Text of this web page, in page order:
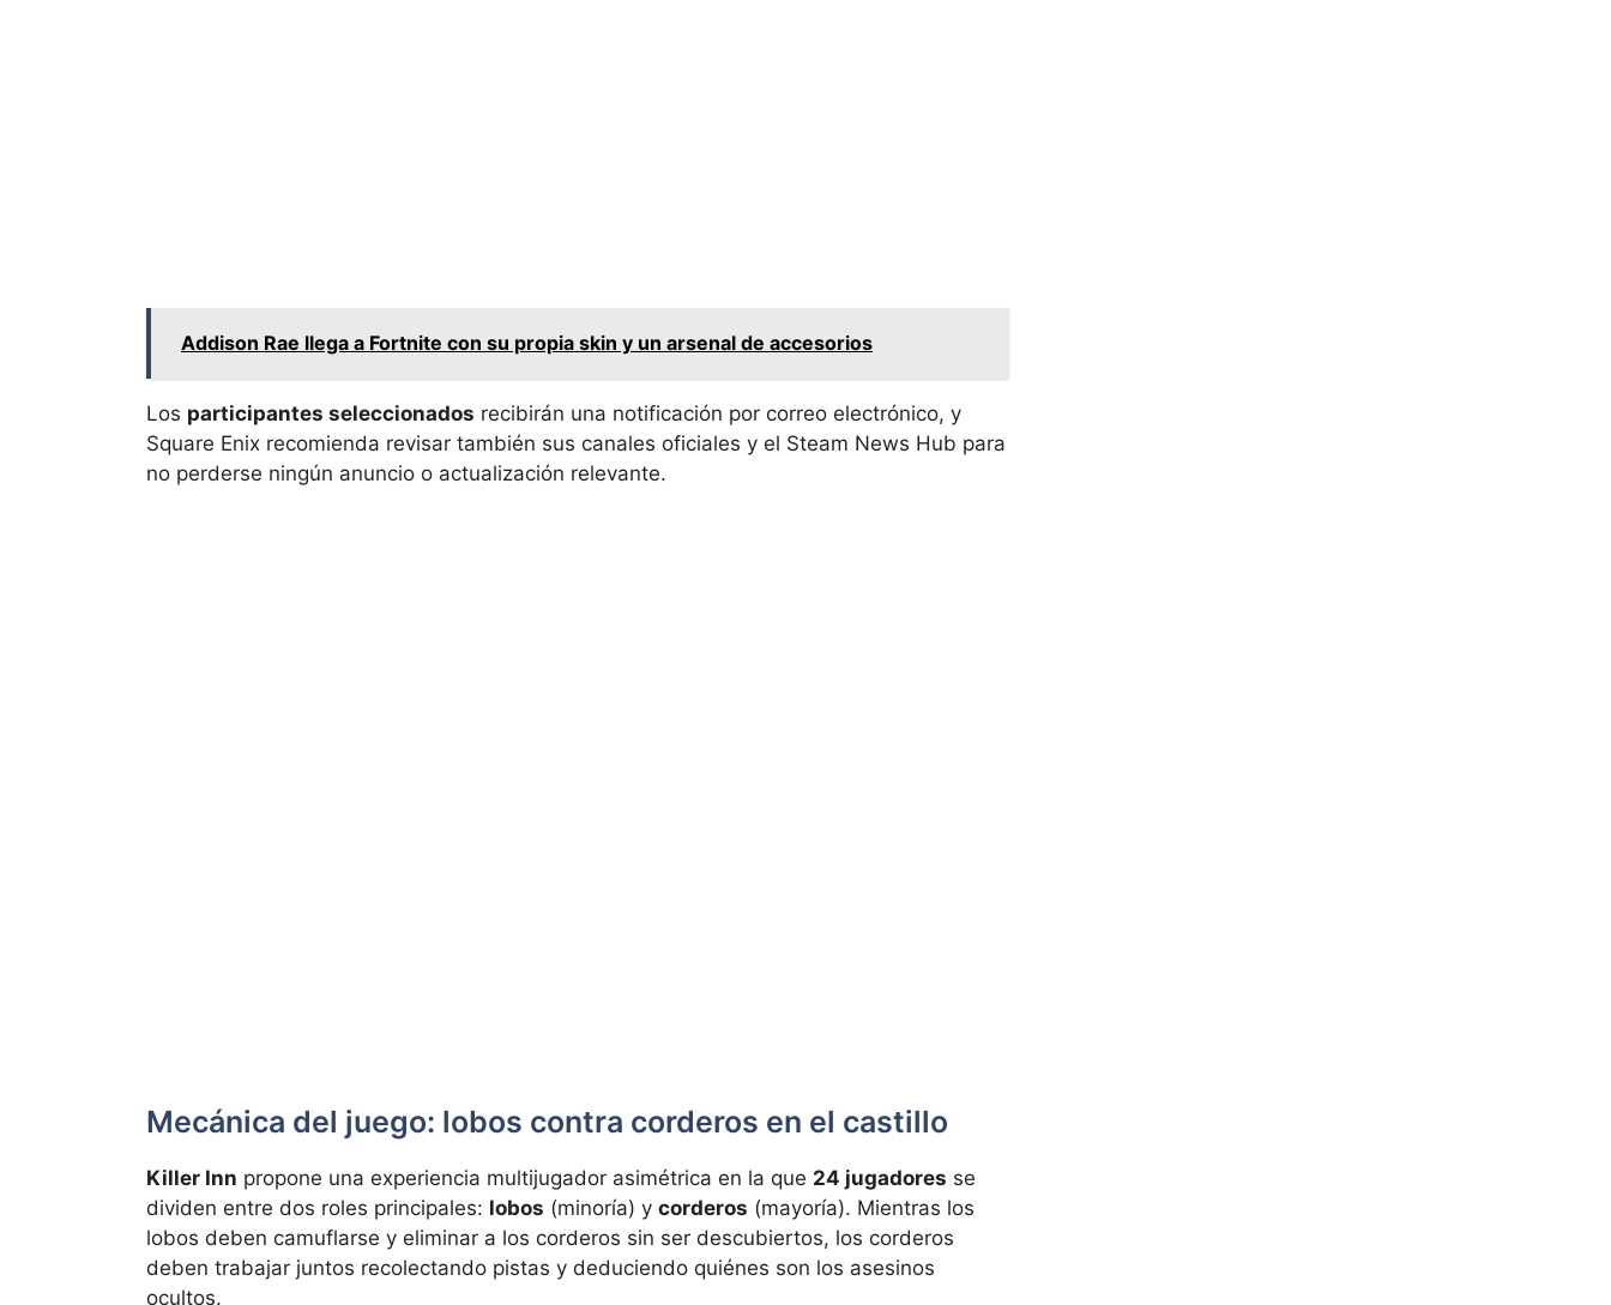
Addison Rae llega a Fortnite con su propia skin y un arsenal de accesorios
Los participantes seleccionados recibirán una notificación por correo electrónico, y
Square Enix recomienda revisar también sus canales oficiales y el Steam News Hub para
no perderse ningún anuncio o actualización relevante.
Mecánica del juego: lobos contra corderos en el castillo
Killer Inn propone una experiencia multijugador asimétrica en la que 24 jugadores se
dividen entre dos roles principales: lobos (minoría) y corderos (mayoría). Mientras los
lobos deben camuflarse y eliminar a los corderos sin ser descubiertos, los corderos
deben trabajar juntos recolectando pistas y deduciendo quiénes son los asesinos
ocultos.